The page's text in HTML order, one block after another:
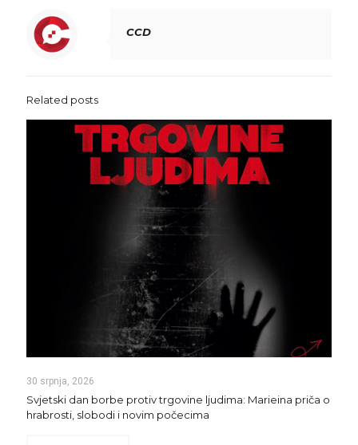
CCD
Related posts
30 srpnja, 2026
Svjetski dan borbe protiv trgovine ljudima: Marieina priča o
hrabrosti, slobodi i novim počecima